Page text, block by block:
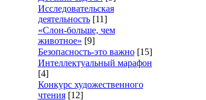
Исследовательская
деятельность [11]
«Слон-больше, чем
животное» [9]
Безопасность-это важно [15]
Интеллектуальный марафон
[4]
Конкурс художественного
чтения [12]